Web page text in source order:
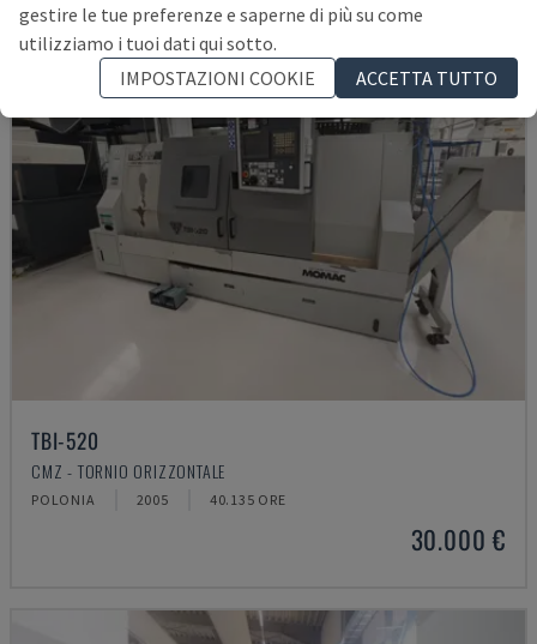
TBI-520
CMZ - TORNIO ORIZZONTALE
POLONIA 2005 40.135 ORE
30.000 €
gestire le tue preferenze e saperne di più su come
utilizziamo i tuoi dati qui sotto.
IMPOSTAZIONI COOKIE
ACCETTA TUTTO